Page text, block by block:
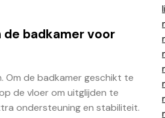
badkamer voor
Om de badkamer geschikt te
de vloer om uitglijden te
ondersteuning en stabiliteit.